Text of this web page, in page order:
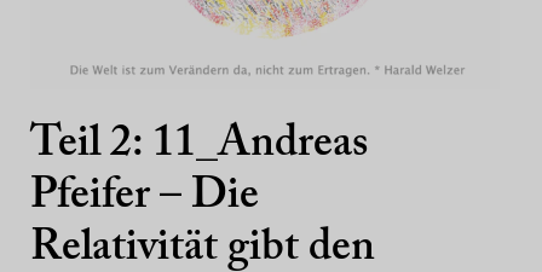
Teil 2: 11_Andreas
Pfeifer – Die
Relativität gibt den